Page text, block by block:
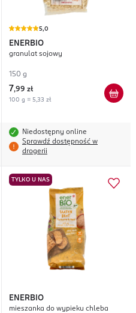
5,0
ENERBIO
granulat sojowy
150 g
7,99 zł
100 g = 5,33 zł
Niedostępny online
Sprawdź dostępność w
drogerii
TYLKO U NAS
ENERBIO
mieszanka do wypieku chleba